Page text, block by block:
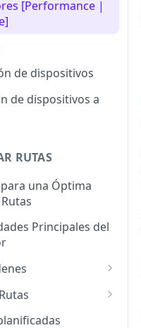
[Performance |
de dispositivos
de dispositivos a
RUTAS
una Óptima
Principales del
una Orden
manual
si mi ruta está